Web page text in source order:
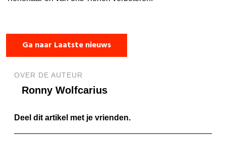
Ga naar Laatste nieuws
OVER DE AUTEUR
Ronny Wolfcarius
Deel dit artikel met je vrienden.